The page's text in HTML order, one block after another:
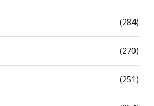
(284)
(270)
(251)